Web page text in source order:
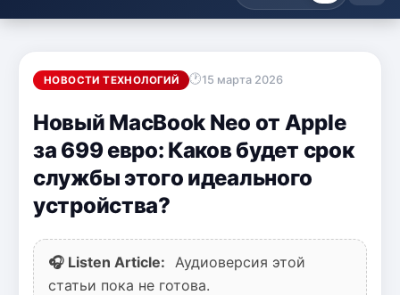
НОВОСТИ ТЕХНОЛОГИЙ 15 марта 2026
Новый MacBook Neo от Apple
за 699 евро: Каков будет срок
службы этого идеального
устройства?
🎧 Listen Article:
Аудиоверсия этой
статьи пока не готова.